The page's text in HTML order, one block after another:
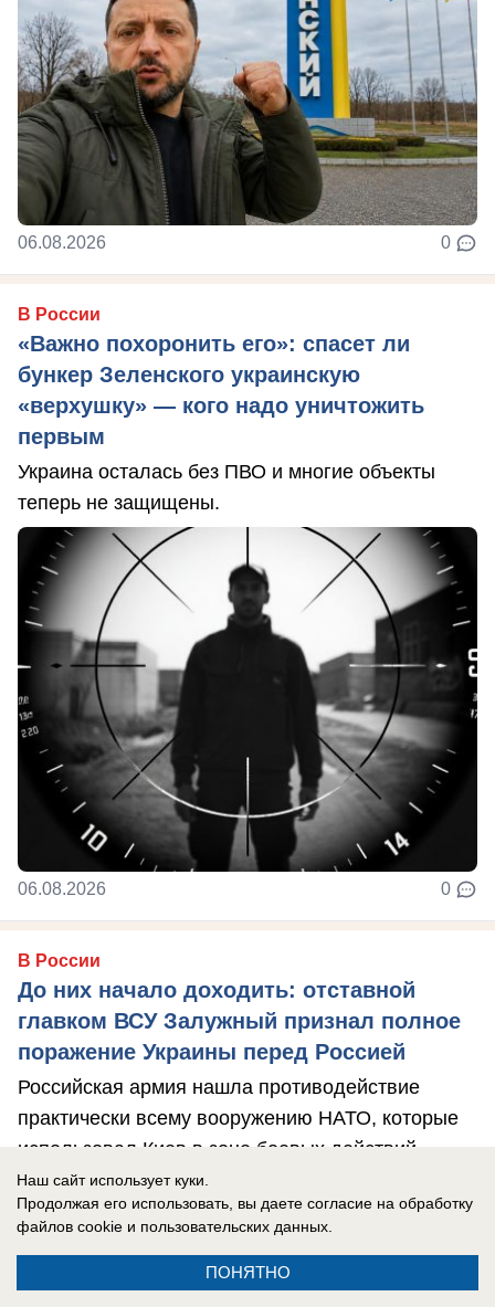
06.08.2026 0
В России
«Важно похоронить его»: спасет ли
бункер Зеленского украинскую
«верхушку» — кого надо уничтожить
первым
Украина осталась без ПВО и многие объекты
теперь не защищены.
06.08.2026 0
В России
До них начало доходить: отставной
главком ВСУ Залужный признал полное
поражение Украины перед Россией
Российская армия нашла противодействие
практически всему вооружению НАТО, которые
использовал Киев в зоне боевых действий, ...
Наш сайт использует куки.
Продолжая его использовать, вы даете согласие на обработку
файлов cookie и пользовательских данных.
ПОНЯТНО